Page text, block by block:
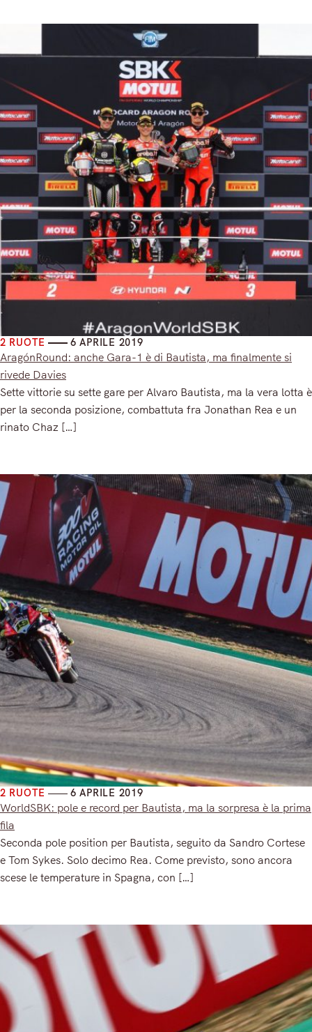
2 RUOTE 6 APRILE 2019
AragónRound: anche Gara-1 è di Bautista, ma finalmente si
rivede Davies
Sette vittorie su sette gare per Alvaro Bautista, ma la vera lotta è
per la seconda posizione, combattuta fra Jonathan Rea e un
rinato Chaz […]
2 RUOTE 6 APRILE 2019
WorldSBK: pole e record per Bautista, ma la sorpresa è la prima
fila
Seconda pole position per Bautista, seguito da Sandro Cortese
e Tom Sykes. Solo decimo Rea. Come previsto, sono ancora
scese le temperature in Spagna, con […]